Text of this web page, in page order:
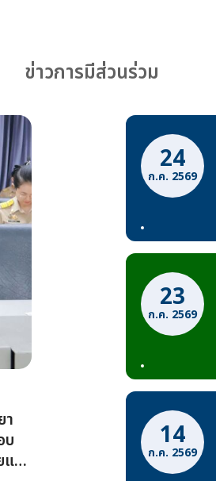
ข่าวการมีส่วนร่วม
า
บ
ละ
24
ก.ค. 2569
23
ก.ค. 2569
14
ก.ค. 2569